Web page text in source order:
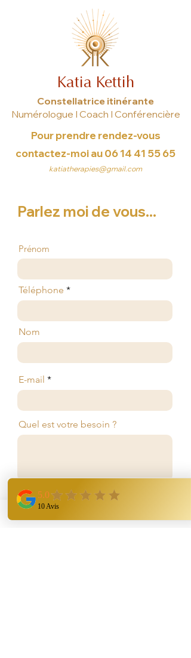
Katia Kettih
Constellatrice itinérante
Numérologue I Coach I Conférencière
Pour prendre rendez-vous
contactez-moi au 0614 41 55 65
katiatherapies@gmail.com
Parlez moi de vous...
Prénom
Téléphone
Nom
E-mail
Quel est votre besoin ?
Envoyer ma demande de contact